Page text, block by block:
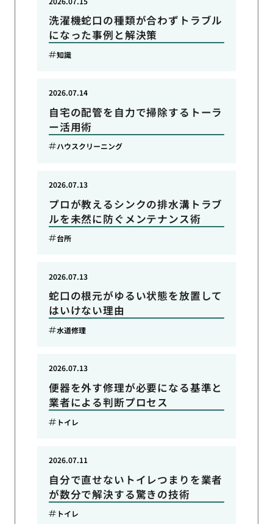
洗濯機蛇口の種類が合わずトラブル
になった事例と解決策
知識
自宅の配管を自力で掃除するトーラ
ー活用術
2026.07.14
ハウスクリーニング
プロが教えるシンクの排水溝トラブ
ルを未然に防ぐメンテナンス術
2026.07.13
台所
蛇口の根元がゆるい状態を放置して
はいけない理由
2026.07.13
水道修理
便器を外す修理が必要になる基準と
業者による判断プロセス
2026.07.13
トイレ
自分で直せないトイレつまりを業者
が数分で解決する驚きの技術
2026.07.11
トイレ